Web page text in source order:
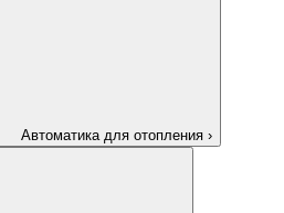
Автоматика для отопления ›